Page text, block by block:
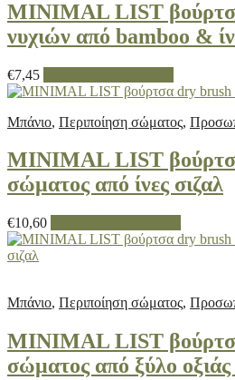
MINIMAL LIST
νυχιών από bamboo &
€7,45
Μπάνιο, Περιποίηση σώματος,
MINIMAL LIST
σώματος από ίνες σιζαλ
€10,60
Μπάνιο, Περιποίηση σώματος,
MINIMAL LIST
σώματος από ξύλο